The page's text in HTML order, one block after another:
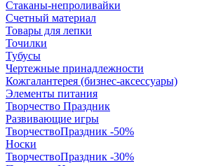
Стаканы-непроливайки
Счетный материал
Товары для лепки
Точилки
Тубусы
Чертежные принадлежности
Кожгалантерея (бизнес-аксессуары)
Элементы питания
Творчество Праздник
Развивающие игры
ТворчествоПраздник -50%
Носки
ТворчествоПраздник -30%